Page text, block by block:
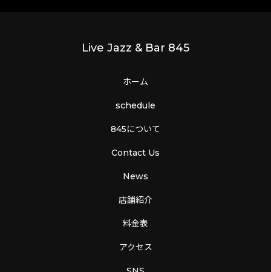
Live Jazz & Bar 845
ホーム
schedule
845について
Contact Us
News
店舗紹介
料金表
アクセス